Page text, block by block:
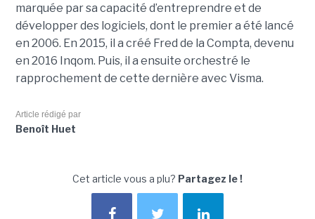
marquée par sa capacité d’entreprendre et de
développer des logiciels, dont le premier a été lancé
en 2006. En 2015, il a créé Fred de la Compta, devenu
en 2016 Inqom. Puis, il a ensuite orchestré le
rapprochement de cette dernière avec Visma.
Article rédigé par
Benoît Huet
Cet article vous a plu? Partagez le !